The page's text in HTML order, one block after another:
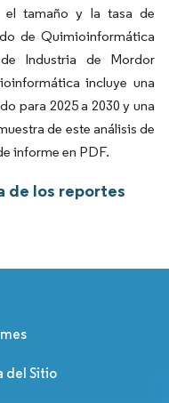
el tamaño y la tasa de
de Quimioinformática
Industria de Mordor
incluye una
para 2025 a 2030 y una
de este análisis de
informe en PDF.
de los reportes
del Sitio